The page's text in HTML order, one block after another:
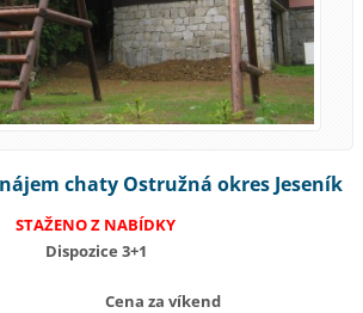
chaty Ostružná okres Jeseník
STAŽENO Z NABÍDKY
Dispozice 3+1
Cena za víkend